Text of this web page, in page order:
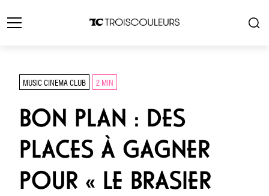
MUSIC CINEMA CLUB 2 MIN
BON PLAN : DES
PLACES À GAGNER
POUR « LE BRASIER